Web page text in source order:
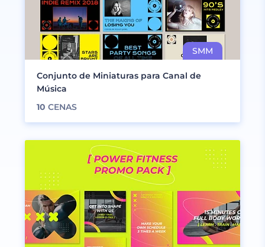
Conjunto de Miniaturas para Canal de
Música
10 CENAS